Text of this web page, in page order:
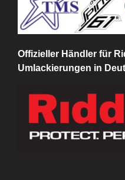
Offizieller Händler für
Umlackierungen in